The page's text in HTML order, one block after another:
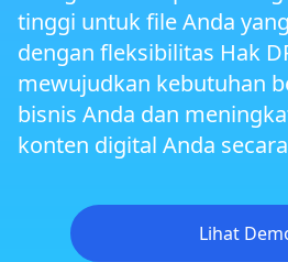
Perlindungan DRM
Perlindungan DRM
tinggi untuk file Anda
dengan fleksibilitas Hak
mewujudkan kebutuhan
bisnis Anda dan
konten digital Anda
Lihat